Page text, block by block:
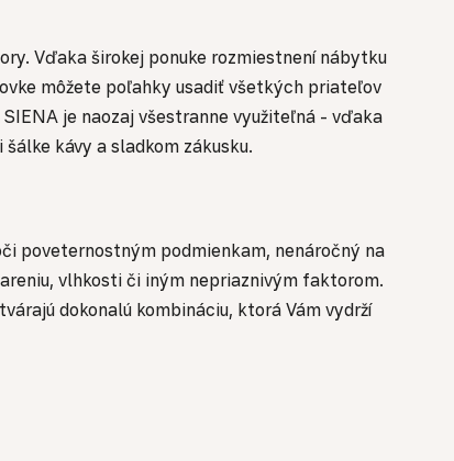
Vďaka širokej ponuke rozmiestnení nábytku
môžete poľahky usadiť všetkých priateľov
je naozaj všestranne využiteľná - vďaka
kávy a sladkom zákusku.
poveternostným podmienkam, nenáročný na
vlhkosti či iným nepriaznivým faktorom.
dokonalú kombináciu, ktorá Vám vydrží